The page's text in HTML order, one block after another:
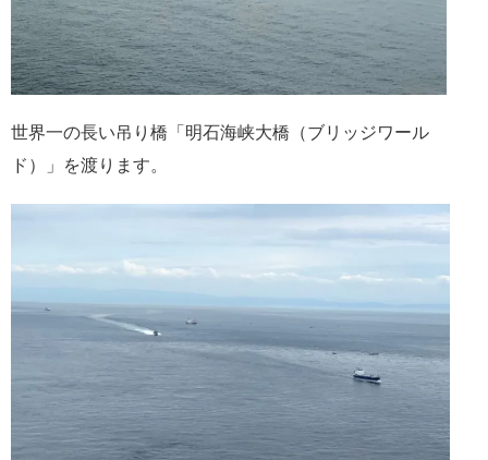
世界一の長い吊り橋「明石海峡大橋（ブリッジワール
ド）」を渡ります。